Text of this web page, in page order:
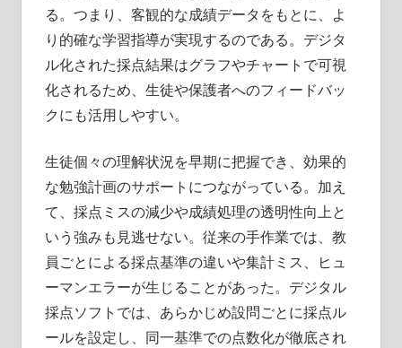
る。つまり、客観的な成績データをもとに、よ
り的確な学習指導が実現するのである。デジタ
ル化された採点結果はグラフやチャートで可視
化されるため、生徒や保護者へのフィードバッ
クにも活用しやすい。
生徒個々の理解状況を早期に把握でき、効果的
な勉強計画のサポートにつながっている。加え
て、採点ミスの減少や成績処理の透明性向上と
いう強みも見逃せない。従来の手作業では、教
員ごとによる採点基準の違いや集計ミス、ヒュ
ーマンエラーが生じることがあった。デジタル
採点ソフトでは、あらかじめ設問ごとに採点ル
ールを設定し、同一基準での点数化が徹底され